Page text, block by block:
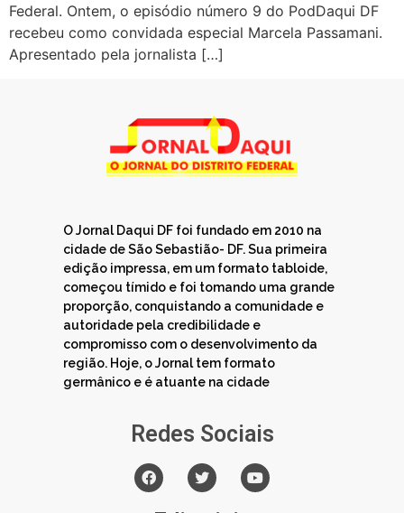
Federal. Ontem, o episódio número 9 do PodDaqui DF
recebeu como convidada especial Marcela Passamani.
Apresentado pela jornalista […]
O Jornal Daqui DF foi fundado em 2010 na
cidade de São Sebastião- DF. Sua primeira
edição impressa, em um formato tabloide,
começou tímido e foi tomando uma grande
proporção, conquistando a comunidade e
autoridade pela credibilidade e
compromisso com o desenvolvimento da
região. Hoje, o Jornal tem formato
germânico e é atuante na cidade
Redes Sociais